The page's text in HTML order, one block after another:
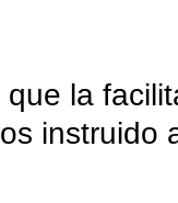
la
instruido